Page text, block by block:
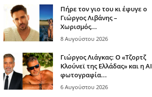
Πήρε τον γιο του κι έφυγε ο
Γιώργος Λιβάνης –
Χωρισμός...
8 Αυγούστου 2026
Γιώργος Λιάγκας: Ο «Τζορτζ
Κλούνεϊ της Ελλάδας» και η AI
φωτογραφία...
6 Αυγούστου 2026